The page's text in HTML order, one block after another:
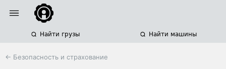
Найти грузы Найти машины
← Безопасность и страхование